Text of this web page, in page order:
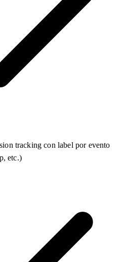
tracking con label por evento
etc.)